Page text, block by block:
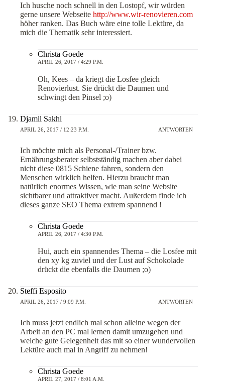
Ich husche noch schnell in den Lostopf, wir würden
gerne unsere Webseite http://www.wir-renovieren.com
höher ranken. Das Buch wäre eine tolle Lektüre, da
mich die Thematik sehr interessiert.
Christa Goede
APRIL 26, 2017 / 4:29 P.M.
Oh, Kees – da kriegt die Losfee gleich
Renovierlust. Sie drückt die Daumen und
schwingt den Pinsel ;o)
Djamil Sakhi
APRIL 26, 2017 / 12:23 P.M. ANTWORTEN
Ich möchte mich als Personal-/Trainer bzw.
Ernährungsberater selbstständig machen aber dabei
nicht diese 0815 Schiene fahren, sondern den
Menschen wirklich helfen. Hierzu braucht man
natürlich enormes Wissen, wie man seine Website
sichtbarer und attraktiver macht. Außerdem finde ich
dieses ganze SEO Thema extrem spannend !
Christa Goede
APRIL 26, 2017 / 4:30 P.M.
Hui, auch ein spannendes Thema – die Losfee mit
den xy kg zuviel und der Lust auf Schokolade
drückt die ebenfalls die Daumen ;o)
Steffi Esposito
APRIL 26, 2017 / 9:09 P.M. ANTWORTEN
Ich muss jetzt endlich mal schon alleine wegen der
Arbeit an den PC mal lernen damit umzugehen und
welche gute Gelegenheit das mit so einer wundervollen
Lektüre auch mal in Angriff zu nehmen!
Christa Goede
APRIL 27, 2017 / 8:01 A.M.